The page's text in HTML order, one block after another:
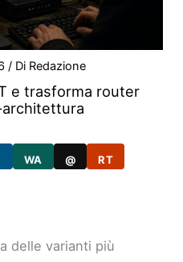
/ Di Redazione
e trasforma router
architettura
WA @ RT
delle varianti più